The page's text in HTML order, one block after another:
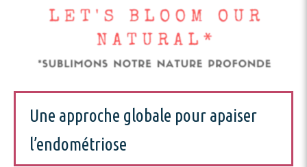
Une approche globale pour apaiser
l’endométriose